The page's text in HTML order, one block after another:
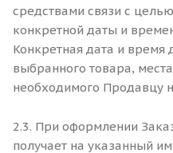
средствами связи с
конкретной даты и
Конкретная дата и время
выбранного товара,
необходимого Продавцу
2.3. При оформлении
получает на указанный